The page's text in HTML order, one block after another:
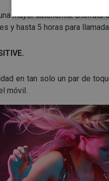
mayor autonomía.
y hasta 5 horas para
en tan solo un par de
móvil.